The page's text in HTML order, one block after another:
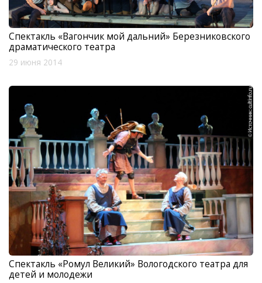
Спектакль «Вагончик мой дальний» Березниковского
драматического театра
29 июня 2014
Спектакль «Ромул Великий» Вологодского театра для
детей и молодежи